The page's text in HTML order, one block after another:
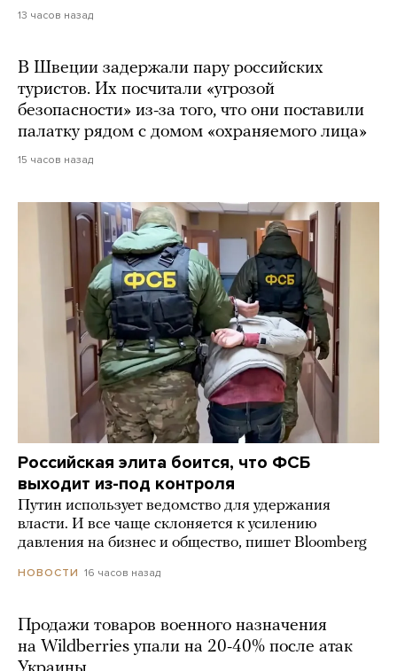
13 часов назад
В Швеции задержали пару российских
туристов. Их посчитали «угрозой
безопасности» из-за того, что они поставили
палатку рядом с домом «охраняемого лица»
15 часов назад
Российская элита боится, что ФСБ
выходит из-под контроля
Путин использует ведомство для удержания
власти. И все чаще склоняется к усилению
давления на бизнес и общество, пишет Bloomberg
НОВОСТИ 16 часов назад
Продажи товаров военного назначения
на Wildberries упали на 20-40% после атак